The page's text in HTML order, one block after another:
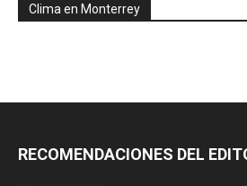
Clima en Monterrey
RECOMENDACIONES DEL